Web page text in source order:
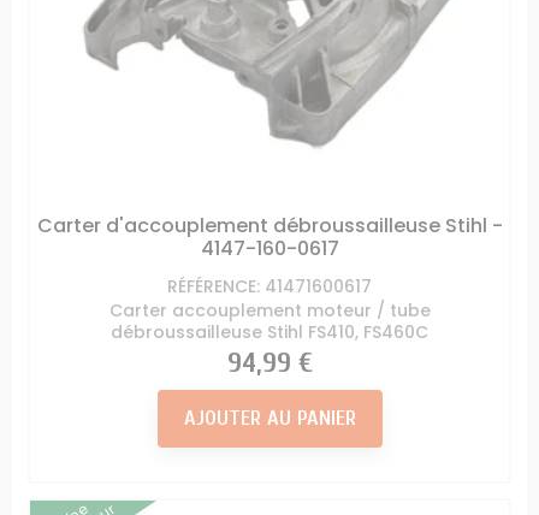
Carter d'accouplement débroussailleuse Stihl -
4147-160-0617
RÉFÉRENCE: 41471600617
Carter accouplement moteur / tube
débroussailleuse Stihl FS410, FS460C
Prix
94,99 €
AJOUTER AU PANIER